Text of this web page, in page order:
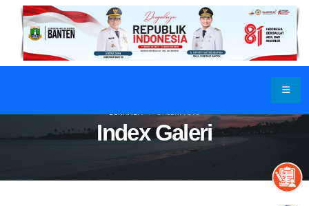
Index Galeri
BERANDA GALERI FOTO